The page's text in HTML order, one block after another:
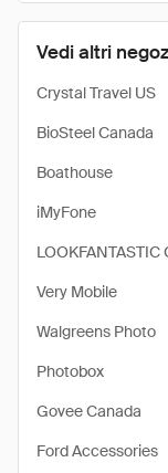
Vedi altri
Crystal Travel US
BioSteel Canada
Boathouse
iMyFone
LOOKFANTASTIC
Very Mobile
Walgreens Photo
Photobox
Govee Canada
Ford Accessories